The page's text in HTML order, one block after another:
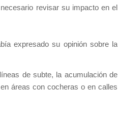
revisar su impacto en el
expresado su opinión sobre la
de subte, la acumulación de
áreas con cocheras o en calles